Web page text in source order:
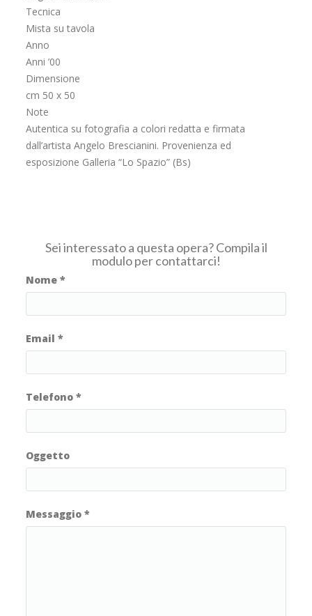
Tecnica
Mista su tavola
Anno
Anni ’00
Dimensione
cm 50 x 50
Note
Autentica su fotografia a colori redatta e firmata
dall’artista Angelo Brescianini. Provenienza ed
esposizione Galleria “Lo Spazio” (Bs)
Sei interessato a questa opera? Compila il
modulo per contattarci!
Nome *
Email *
Telefono *
Oggetto
Messaggio *